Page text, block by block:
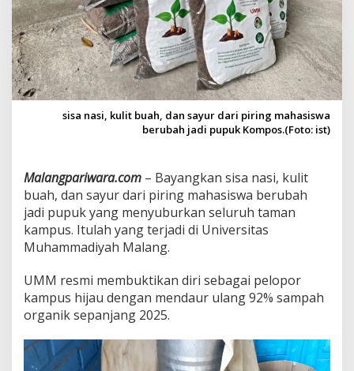
a
n
K
a
m
p
u
s
:
S
u
p
4
2
T
n
S
a
sisa nasi, kulit buah, dan sayur dari piring mahasiswa
berubah jadi pupuk Kompos.(Foto: ist)
Malangpariwara.com – Bayangkan sisa nasi, kulit
buah, dan sayur dari piring mahasiswa berubah
jadi pupuk yang menyuburkan seluruh taman
kampus. Itulah yang terjadi di Universitas
Muhammadiyah Malang.
UMM resmi membuktikan diri sebagai pelopor
kampus hijau dengan mendaur ulang 92% sampah
organik sepanjang 2025.